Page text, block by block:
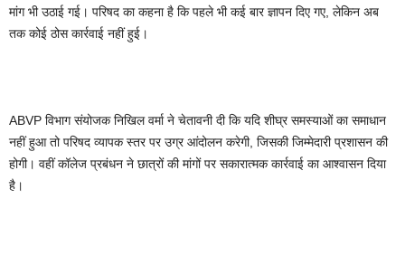
मांग भी उठाई गई। परिषद का कहना है कि पहले भी कई बार ज्ञापन दिए गए, लेकिन अब
तक कोई ठोस कार्रवाई नहीं हुई।
ABVP विभाग संयोजक निखिल वर्मा ने चेतावनी दी कि यदि शीघ्र समस्याओं का समाधान
नहीं हुआ तो परिषद व्यापक स्तर पर उग्र आंदोलन करेगी, जिसकी जिम्मेदारी प्रशासन की
होगी। वहीं कॉलेज प्रबंधन ने छात्रों की मांगों पर सकारात्मक कार्रवाई का आश्वासन दिया
है।